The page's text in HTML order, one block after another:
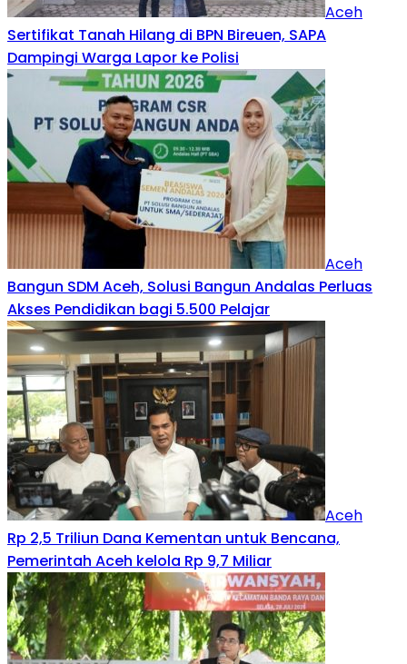
Aceh
Sertifikat Tanah Hilang di BPN Bireuen, SAPA
Dampingi Warga Lapor ke Polisi
Aceh
Bangun SDM Aceh, Solusi Bangun Andalas Perluas
Akses Pendidikan bagi 5.500 Pelajar
Aceh
Rp 2,5 Triliun Dana Kementan untuk Bencana,
Pemerintah Aceh kelola Rp 9,7 Miliar‎